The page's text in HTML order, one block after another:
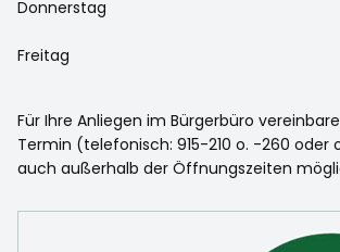
Donnerstag
Freitag
Für Ihre Anliegen im Bürgerbüro
Termin (telefonisch: 915-210 o. -260 oder
auch außerhalb der Öffnungszeiten